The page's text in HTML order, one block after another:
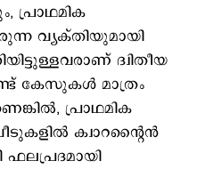
പ്രാഥമിക
വ്യക്തിയുമായി
ദ്വിതീയ
കേസുകൾ മാത്രം
പ്രാഥമിക
ക്വാറന്റൈൻ
ഫലപ്രദമായി